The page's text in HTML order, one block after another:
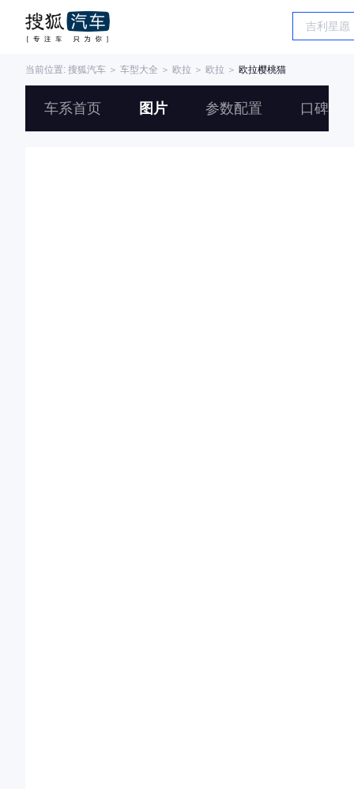
当前位置: 搜狐汽车 ＞ 车型大全 ＞ 欧拉 ＞ 欧拉 ＞ 欧拉樱桃猫
车系首页 图片 参数配置 口碑